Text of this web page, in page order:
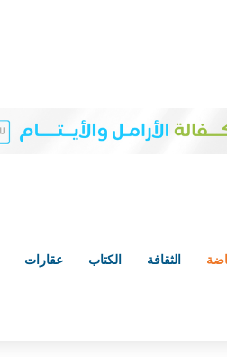
الثقافة الكتاب عقارات